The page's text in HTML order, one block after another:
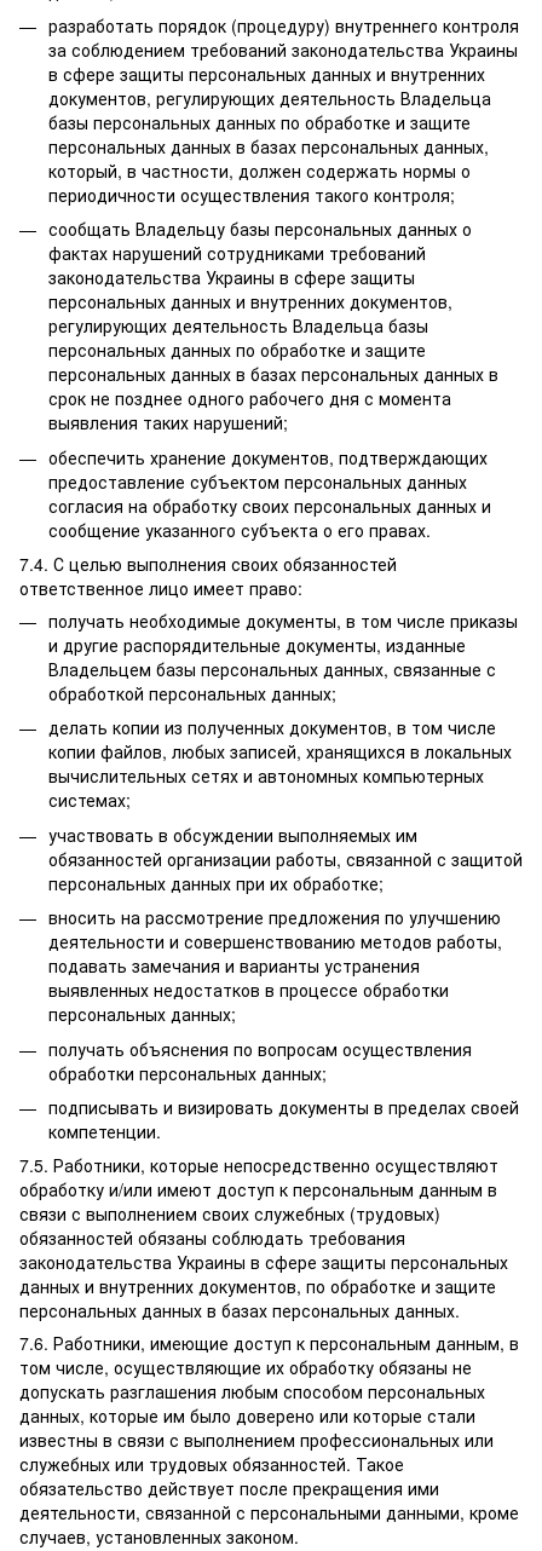
разработать порядок (процедуру) внутреннего контроля
за соблюдением требований законодательства Украины
в сфере защиты персональных данных и внутренних
документов, регулирующих деятельность Владельца
базы персональных данных по обработке и защите
персональных данных в базах персональных данных,
который, в частности, должен содержать нормы о
периодичности осуществления такого контроля;
сообщать Владельцу базы персональных данных о
фактах нарушений сотрудниками требований
законодательства Украины в сфере защиты
персональных данных и внутренних документов,
регулирующих деятельность Владельца базы
персональных данных по обработке и защите
персональных данных в базах персональных данных в
срок не позднее одного рабочего дня с момента
выявления таких нарушений;
обеспечить хранение документов, подтверждающих
предоставление субъектом персональных данных
согласия на обработку своих персональных данных и
сообщение указанного субъекта о его правах.
7.4. С целью выполнения своих обязанностей
ответственное лицо имеет право:
получать необходимые документы, в том числе приказы
и другие распорядительные документы, изданные
Владельцем базы персональных данных, связанные с
обработкой персональных данных;
делать копии из полученных документов, в том числе
копии файлов, любых записей, хранящихся в локальных
вычислительных сетях и автономных компьютерных
системах;
участвовать в обсуждении выполняемых им
обязанностей организации работы, связанной с защитой
персональных данных при их обработке;
вносить на рассмотрение предложения по улучшению
деятельности и совершенствованию методов работы,
подавать замечания и варианты устранения
выявленных недостатков в процессе обработки
персональных данных;
получать объяснения по вопросам осуществления
обработки персональных данных;
подписывать и визировать документы в пределах своей
компетенции.
7.5. Работники, которые непосредственно осуществляют
обработку и/или имеют доступ к персональным данным в
связи с выполнением своих служебных (трудовых)
обязанностей обязаны соблюдать требования
законодательства Украины в сфере защиты персональных
данных и внутренних документов, по обработке и защите
персональных данных в базах персональных данных.
7.6. Работники, имеющие доступ к персональным данным, в
том числе, осуществляющие их обработку обязаны не
допускать разглашения любым способом персональных
данных, которые им было доверено или которые стали
известны в связи с выполнением профессиональных или
служебных или трудовых обязанностей. Такое
обязательство действует после прекращения ими
деятельности, связанной с персональными данными, кроме
случаев, установленных законом.